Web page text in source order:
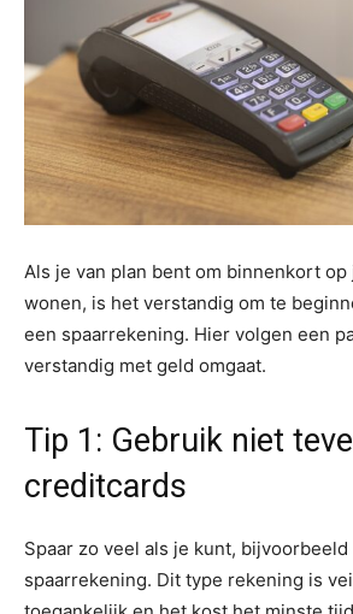
Als je van plan bent om binnenkort op
wonen, is het verstandig om te
een spaarrekening. Hier volgen een
verstandig met geld omgaat.
Tip 1: Gebruik niet
creditcards
Spaar zo veel als je kunt,
spaarrekening. Dit type rekening is